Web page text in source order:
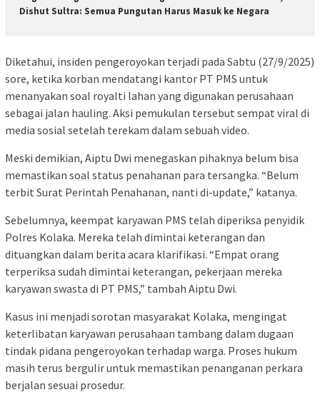
Dishut Sultra: Semua Pungutan Harus Masuk ke Negara
Diketahui, insiden pengeroyokan terjadi pada Sabtu (27/9/2025)
sore, ketika korban mendatangi kantor PT PMS untuk
menanyakan soal royalti lahan yang digunakan perusahaan
sebagai jalan hauling. Aksi pemukulan tersebut sempat viral di
media sosial setelah terekam dalam sebuah video.
Meski demikian, Aiptu Dwi menegaskan pihaknya belum bisa
memastikan soal status penahanan para tersangka. “Belum
terbit Surat Perintah Penahanan, nanti di-update,” katanya.
Sebelumnya, keempat karyawan PMS telah diperiksa penyidik
Polres Kolaka. Mereka telah dimintai keterangan dan
dituangkan dalam berita acara klarifikasi. “Empat orang
terperiksa sudah dimintai keterangan, pekerjaan mereka
karyawan swasta di PT PMS,” tambah Aiptu Dwi.
Kasus ini menjadi sorotan masyarakat Kolaka, mengingat
keterlibatan karyawan perusahaan tambang dalam dugaan
tindak pidana pengeroyokan terhadap warga. Proses hukum
masih terus bergulir untuk memastikan penanganan perkara
berjalan sesuai prosedur.